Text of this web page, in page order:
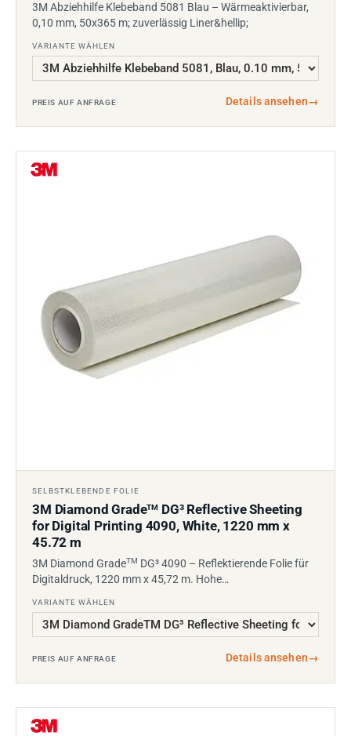
3M Abziehhilfe Klebeband 5081 Blau – Wärmeaktivierbar,
0,10 mm, 50x365 m; zuverlässig Liner&hellip;
VARIANTE WÄHLEN
PREIS AUF ANFRAGE Details ansehen→
SELBSTKLEBENDE FOLIE
3M Diamond GradeTM DG³ Reflective Sheeting
for Digital Printing 4090, White, 1220 mm x
45.72 m
3M Diamond GradeTM DG³ 4090 – Reflektierende Folie für
Digitaldruck, 1220 mm x 45,72 m. Hohe…
VARIANTE WÄHLEN
PREIS AUF ANFRAGE Details ansehen→